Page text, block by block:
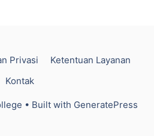
Privasi
Ketentuan Layanan
Kontak
• Built with GeneratePress